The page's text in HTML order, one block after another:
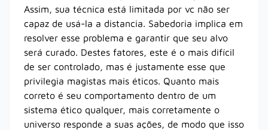
Assim, sua técnica está limitada por vc não ser
capaz de usá-la a distancia. Sabedoria implica em
resolver esse problema e garantir que seu alvo
será curado. Destes fatores, este é o mais difícil
de ser controlado, mas é justamente esse que
privilegia magistas mais éticos. Quanto mais
correto é seu comportamento dentro de um
sistema ético qualquer, mais corretamente o
universo responde a suas ações, de modo que isso